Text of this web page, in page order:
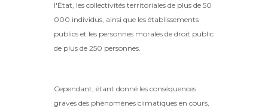
l'État, les collectivités territoriales de plus de 50
000 individus, ainsi que les établissements
publics et les personnes morales de droit public
de plus de 250 personnes.
Cependant, étant donné les conséquences
graves des phénomènes climatiques en cours,